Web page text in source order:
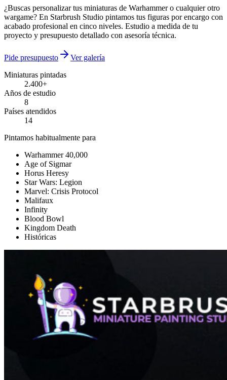
¿Buscas personalizar tus miniaturas de Warhammer o cualquier otro
wargame? En Starbrush Studio pintamos tus figuras por encargo con
acabado profesional en cinco niveles. Estudio a medida de tu
proyecto y presupuesto detallado con asesoría técnica.
Pide presupuesto
Ver galería
Miniaturas pintadas
2.400+
Años de estudio
8
Países atendidos
14
Pintamos habitualmente para
Warhammer 40,000
Age of Sigmar
Horus Heresy
Star Wars: Legion
Marvel: Crisis Protocol
Malifaux
Infinity
Blood Bowl
Kingdom Death
Históricas